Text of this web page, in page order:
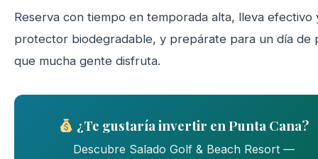
Reserva con tiempo en temporada alta, lleva efectivo
protector biodegradable, y prepárate para un día de
que mucha gente disfruta.
¿Te gustaría invertir en Punta Cana?
Descubre Salado Golf & Beach Resort —